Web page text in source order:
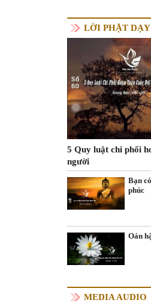
LỜI PHẬT DẠY
5 Quy luật chi phối
người
Bạn
phúc
Oán
MEDIA AUDIO